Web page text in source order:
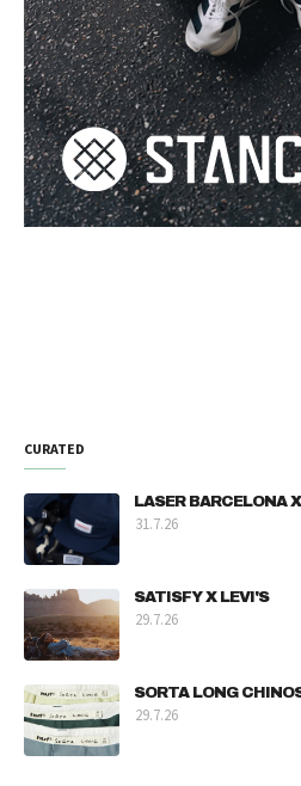
CURATED
LASER BARCELONA
31.7.26
SATISFY X LEVI'S
29.7.26
SORTA LONG
29.7.26